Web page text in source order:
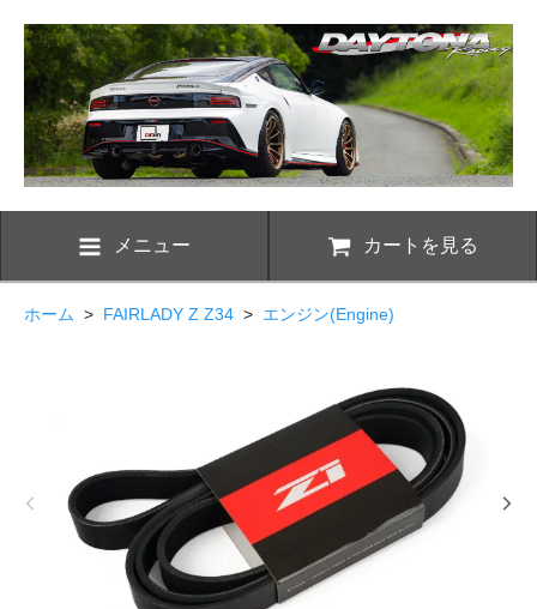
メニュー カートを見る
ホーム > FAIRLADY Z Z34 > エンジン(Engine)